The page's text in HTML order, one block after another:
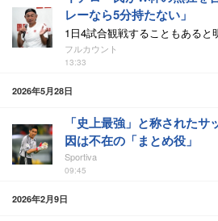
レーなら5分持たない」
1日4試合観戦することもあると
フルカウント
13:33
2026年5月28日
「史上最強」と称された
因は不在の「まとめ役」
Sportiva
09:45
2026年2月9日